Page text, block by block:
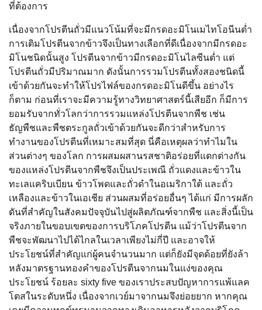
ที่ต้องการ
เนื่องจากโปรตีนถั่วมีแนวโน้มที่จะมีกรดอะมิโนเมไทโอนีนต่ำ
การเติมโปรตีนจากข้าวจึงเป็นทางเลือกที่ดีเนื่องจากมีกรดอะ
มิโนชนิดนั้นสูง โปรตีนจากข้าวมีกรดอะมิโนไลซีนต่ำ แต่
โปรตีนถั่วมีปริมาณมาก ดังนั้นการรวมโปรตีนทั้งสองชนิดนี้
เข้าด้วยกันจะทำให้โปรไฟล์ของกรดอะมิโนดีขึ้น อย่างไร
ก็ตาม ก่อนที่เราจะมีความรู้ทางวิทยาศาสตร์นี้เสียอีก ก็มีการ
ยอมรับจากทั่วโลกว่าการรวมแหล่งโปรตีนจากพืช เช่น
ธัญพืชและพืชตระกูลถั่วเข้าด้วยกันจะดีกว่าสำหรับการ
ทำงานของโปรตีนที่เหมาะสมที่สุด นี่คือเหตุผลว่าทำไมใน
ส่วนต่างๆ ของโลก การผสมผสานรสชาติอร่อยที่แตกต่างกัน
ของแหล่งโปรตีนจากพืชจึงเป็นประเพณี ถั่วแดงและข้าวใน
ทะเลแคริบเบียน ข้าวโพดและถั่วดำในอเมริกาใต้ และถั่ว
เหลืองและข้าวในเอเชีย ส่วนผสมที่อร่อยอื่นๆ ได้แก่ มีการผลัก
ดันที่สำคัญในสังคมปัจจุบันไปสู่ผลิตภัณฑ์จากพืช และสิ่งนี้เป็น
จริงภายในขอบเขตของการบริโภคโปรตีน แม้ว่าโปรตีนจาก
พืชจะพัฒนาไปได้ไกลในเวลาเพียงไม่กี่ปี และอาจให้
ประโยชน์ที่สำคัญแก่ผู้คนจำนวนมาก แต่ก็ยังมีจุดด้อยที่ยังล้า
หลังมาตรฐานทองคำของโปรตีนจากนมในแง่ของคุณ
ประโยชน์ ร้อยละ sixty five ของเราประสบปัญหาการแพ้แลค
โตสในระดับหนึ่ง เนื่องจากเวย์มาจากนมจึงย่อยยาก หากคุณ